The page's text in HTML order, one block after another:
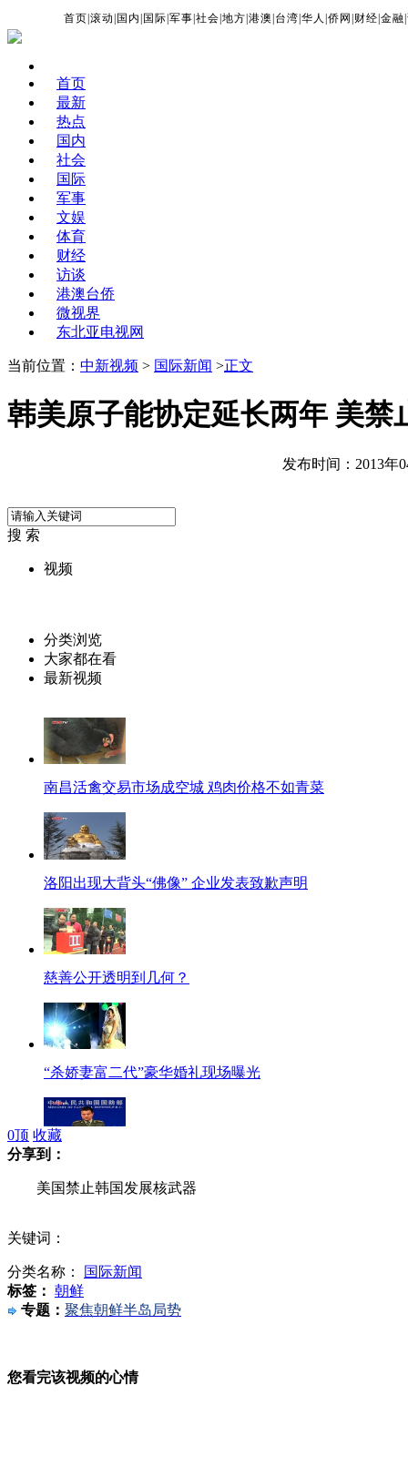
首页 |滚动 国内 国际 |军事 |社会 |地方 |港澳 台湾 |华人 |侨网 财经 |金融 |
首页
最新
热点
国内
社会
国际
军事
文娱
体育
财经
访谈
港澳台侨
微视界
东北亚电视网
当前位置： 中新视频 > 国际新闻 >正文
韩美原子能协定延长两年 美禁
发布时间：2013年
搜 索
视频
分类浏览
大家都在看
最新视频
南昌活禽交易市场成空城 鸡肉价格不如青菜
洛阳出现大背头“佛像” 企业发表致歉声明
慈善公开透明到几何？
“杀娇妻富二代”豪华婚礼现场曝光
国防部：中国核政策未变 外界担心是多余的
“3Q大战”三场诉讼 360三连败
0顶 收藏
分享到：
美国禁止韩国发展核武器
关键词：
分类名称：
国际新闻
标签： 朝鲜
专题： 聚焦朝鲜半岛局势
您看完该视频的心情